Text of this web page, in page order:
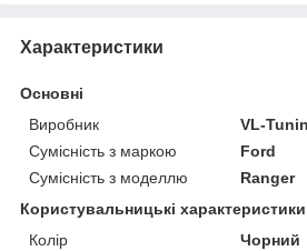
Характеристики
Основні
Виробник
VL-
Сумісність з маркою
Ford
Сумісність з моделлю
Ranger
Користувальницькі характеристики
Колір
Чорний